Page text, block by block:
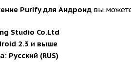
Purify для Андроид вы
Studio Co.Ltd
2.3 и выше
Русский (RUS)